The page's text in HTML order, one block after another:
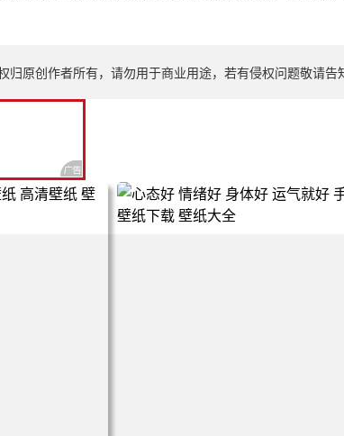
原创作者所有，请勿用于商业用途，若有侵权问题敬请告